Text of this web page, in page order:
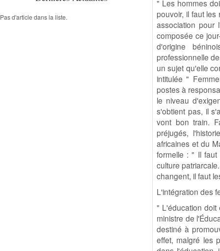
" Les hommes
pouvoir, il faut
association pour
composée ce
d'origine
professionnelle
un sujet qu'elle
intitulée "
postes à
le niveau
s'obtient pas, il
vont bon train.
préjugés,
africaines et du
formelle : " Il
culture
changent, il faut
L'intégration des
" L'éducation doit
ministre de
destiné à
effet, malgré les
Pas d'article dans la liste.